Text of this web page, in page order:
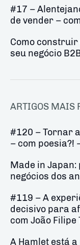
#17 –
de vender –
Como
seu negócio
ARTIGOS MAIS
#120 – Tornar
– com poesia?!
Made in
negócios dos
#119 – A
decisivo para
com João
A Hamlet está